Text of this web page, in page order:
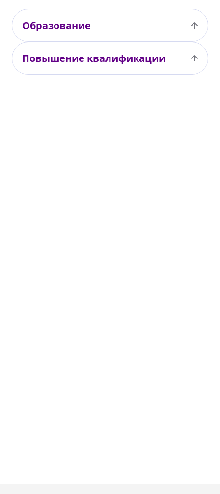
Образование
Повышение квалификации